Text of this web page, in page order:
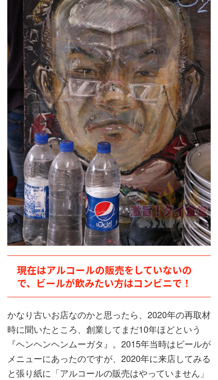
現在はアルコールの販売をしていないの
で、ビールが飲みたい方はコンビニで！
かなり古いお店なのかと思ったら、2020年の再取材
時に聞いたところ、創業してまだ10年ほどという
『ヘンヘンヘンムーガタ』。2015年当時はビールが
メニューにあったのですが、2020年に来店してみる
と張り紙に「アルコールの販売はやっていません」